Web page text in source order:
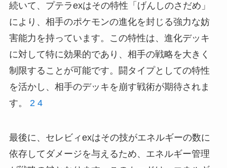
続いて、プテラexはその特性「げんしのさだめ」
により、相手のポケモンの進化を封じる強力な妨
害能力を持っています。この特性は、進化デッキ
に対して特に効果的であり、相手の戦略を大きく
制限することが可能です。闘タイプとしての特性
を活かし、相手のデッキを崩す戦術が期待されま
す。 2 4
最後に、セレビィexはその技がエネルギーの数に
依存してダメージを与えるため、エネルギー管理